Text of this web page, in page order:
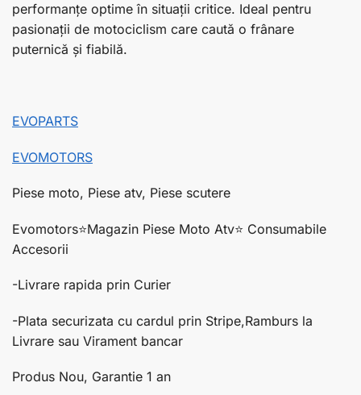
performanțe optime în situații critice. Ideal pentru
pasionații de motociclism care caută o frânare
puternică și fiabilă.
EVOPARTS
EVOMOTORS
Piese moto, Piese atv, Piese scutere
Evomotors⭐️Magazin Piese Moto Atv⭐️ Consumabile
Accesorii
-Livrare rapida prin Curier
-Plata securizata cu cardul prin Stripe,Ramburs la
Livrare sau Virament bancar
Produs Nou, Garantie 1 an